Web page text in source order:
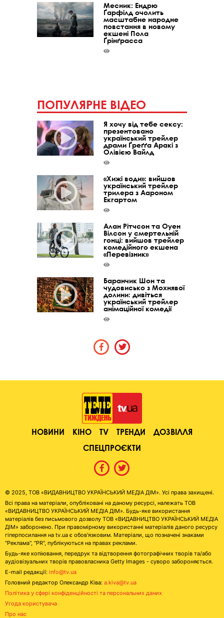
Месник: Ендрю
Ґарфілд очолить
масштабне народне
повстання в новому
екшені Пола
Ґрінґрасса
ПОПУЛЯРНЕ ВІДЕО
Я хочу від тебе сексу:
презентовано
український трейлер
драми Ґреґґа Аракі з
Олівією Вайлд
«Хижі води»: вийшов
український трейлер
трилера з Аароном
Екгартом
Алан Рітчсон та Оуен
Вілсон у смертельній
гонці: вийшов трейлер
комедійного екшена
«Перевізник»
Баранчик Шон та
чудовисько з Мохнявої
долини: дивіться
український трейлер
анімаційної комедії
НОВИНИ КІНО TV ТРЕНДИ
ДОЗВІЛЛЯ
СПЕЦПРОЄКТИ
© 2025, ТОВ «ВИДАВНИЦТВО УКРАЇНСЬКИЙ МЕДІА ДІМ». Усі права захищені.
Всі права на матеріали, опубліковані на даному ресурсі, належать ТОВ
«ВИДАВНИЦТВО УКРАЇНСЬКИЙ МЕДІА ДІМ». Будь-яке використання
матеріалів без письмового дозволу ТОВ «ВИДАВНИЦТВО УКРАЇНСЬКИЙ МЕДІА
ДІМ» заборонено. При правомірному використанні матеріалів даного ресурсу
гіперпосилання на tv.ua є обов'язковим. Матеріали, що позначені знаками
"Реклама", "PR", публікуються на правах реклами.
Будь-яке копіювання, передрук та відтворення фотографічних творів та/або
аудіовізуальних творів правовласника Getty Images - суворо забороняється.
E-mail редакції: info@tv.ua
Головний редактор Олександр Ківа: a.kiva@tv.ua
Політика у сфері конфіденційності та персональних даних
Угода користувача
Про нас